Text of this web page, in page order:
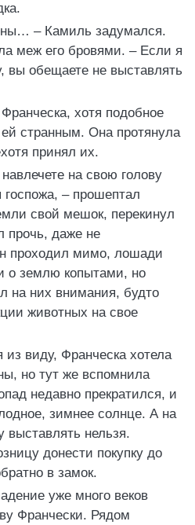
– Камиль задумался.
меж его бровями. – Если я
вы обещаете не выставлять
хотя подобное
странным. Она протянула
принял их.
на свою голову
госпожа, – прошептал
свой мешок, перекинул
прочь, даже не
проходил мимо, лошади
о землю копытами, но
на них внимания, будто
животных на свое
из виду, Франческа хотела
но тут же вспомнила
недавно прекратился, и
зимнее солнце. А на
выставлять нельзя.
донести покупку до
в замок.
уже много веков
Франчески. Рядом